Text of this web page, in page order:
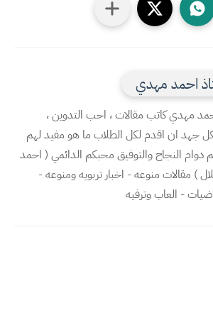
احمد مهدي
مهدي كاتب مقالات ، احب التدوين ،
جهد ان اقدم لكل الطلاب ما هو مفيد لهم
دوام النجاح والتوفيق محبكم الدائمي ( احمد
) مقالات منوعه - اخبار تربويه ومنوعه -
- العاب وترفيه